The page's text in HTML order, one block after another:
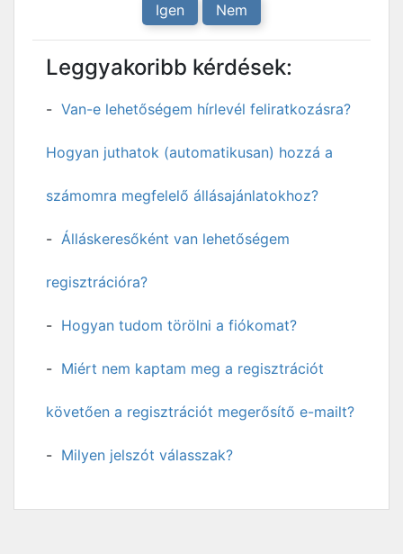
Igen Nem
Leggyakoribb kérdések:
Van-e lehetőségem hírlevél feliratkozásra?
Hogyan juthatok (automatikusan) hozzá a
számomra megfelelő állásajánlatokhoz?
Álláskeresőként van lehetőségem
regisztrációra?
Hogyan tudom törölni a fiókomat?
Miért nem kaptam meg a regisztrációt
követően a regisztrációt megerősítő e-mailt?
Milyen jelszót válasszak?